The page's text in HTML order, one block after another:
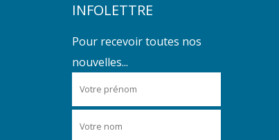
INFOLETTRE
Pour recevoir toutes nos
nouvelles...